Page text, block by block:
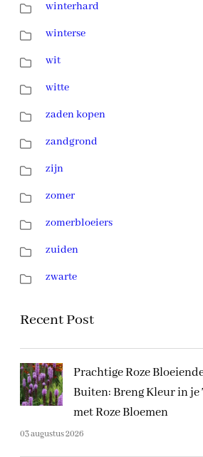
winterhard
winterse
wit
witte
zaden kopen
zandgrond
zijn
zomer
zomerbloeiers
zuiden
zwarte
Recent Post
Prachtige Roze
Buiten: Breng Kleur in
met Roze Bloemen
03 augustus 2026